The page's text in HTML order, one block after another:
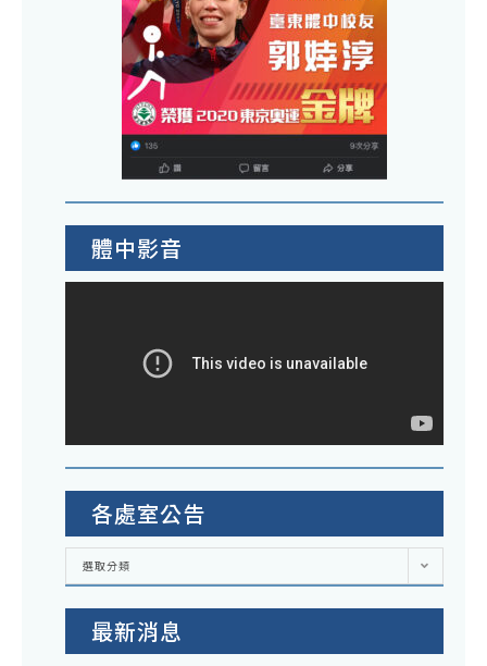
體中影音
各處室公告
各
室
選取分類
最新消息